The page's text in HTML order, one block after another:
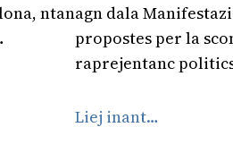
ntanagn dala
propostes per la
raprejentanc
Liej inant…